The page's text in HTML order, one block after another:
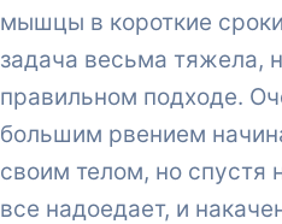
мышцы в короткие
задача весьма тяжела,
правильном подходе.
большим рвением
своим телом, но спустя
все надоедает, и